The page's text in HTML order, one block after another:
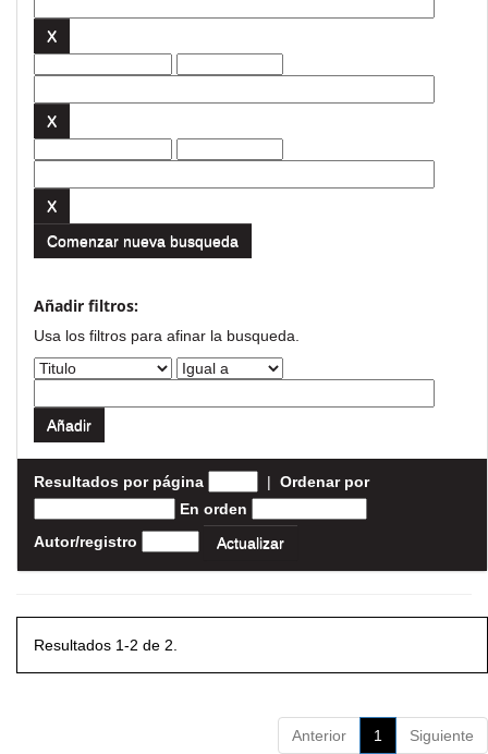
Comenzar nueva busqueda
Añadir filtros:
Usa los filtros para afinar la busqueda.
Resultados por página | Ordenar por
En orden
Autor/registro
Resultados 1-2 de 2.
Anterior 1 Siguiente